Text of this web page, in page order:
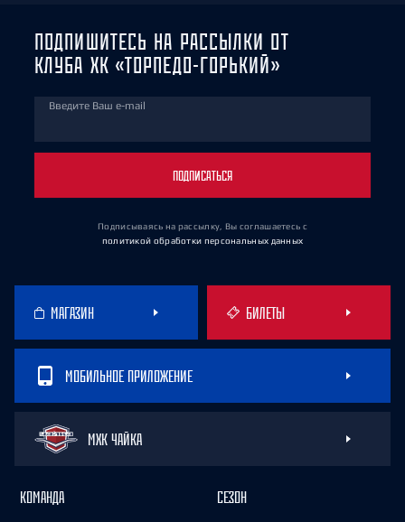
ПОДПИШИТЕСЬ НА РАССЫЛКИ ОТ
КЛУБА ХК «ТОРПЕДО-ГОРЬКИЙ»
Введите Ваш e-mail
ПОДПИСАТЬСЯ
Подписываясь на рассылку, Вы соглашаетесь с
политикой обработки персональных данных
МАГАЗИН БИЛЕТЫ
МОБИЛЬНОЕ ПРИЛОЖЕНИЕ
МХК ЧАЙКА
КОМАНДА СЕЗОН